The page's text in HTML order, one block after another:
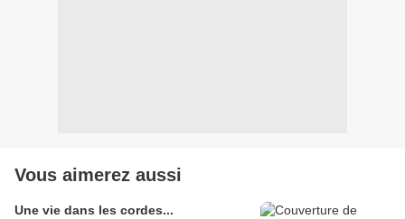
Vous aimerez aussi
Une vie dans les cordes...